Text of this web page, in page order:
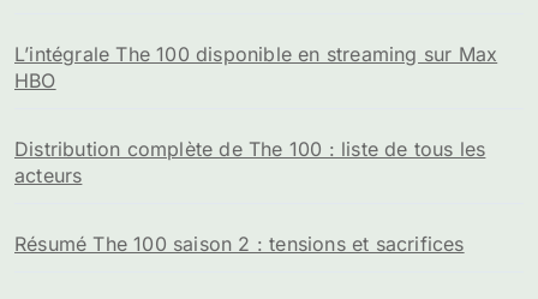
L’intégrale The 100 disponible en streaming sur Max
HBO
Distribution complète de The 100 : liste de tous les
acteurs
Résumé The 100 saison 2 : tensions et sacrifices